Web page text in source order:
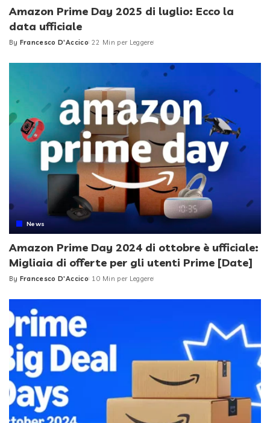
Amazon Prime Day 2025 di luglio: Ecco la
data ufficiale
Posted
By Francesco D'Accico 22 Min per Leggere
News
Amazon Prime Day 2024 di ottobre è ufficiale:
Migliaia di offerte per gli utenti Prime [Date]
Posted
By Francesco D'Accico 10 Min per Leggere